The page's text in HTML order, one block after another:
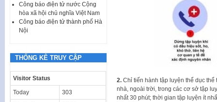
2.Chỉ tiến hành tập luyện thể dục
nhà, ngoài trời, trong các cơ sở tập
nhất 30 phút; thời gian tập luyện ít
Công báo điện tử nước Cộng
hòa xã hội chủ nghĩa Việt Nam
Công báo điện tử thành phố Hà
Nội
THỐNG KÊ TRUY CẬP
Visitor Status
Today 303